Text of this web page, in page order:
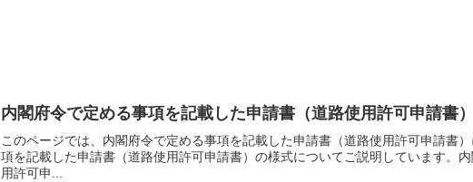
内閣府令で定める事項を記載した申請書（道路使用許可申請書）
このページでは、内閣府令で定める事項を記載した申請書（道路使用許可申請書
項を記載した申請書（道路使用許可申請書）の様式についてご説明しています。
用許可申...